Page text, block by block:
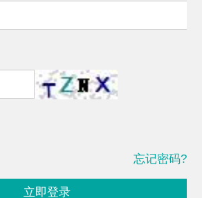
忘记密码?
立即登录